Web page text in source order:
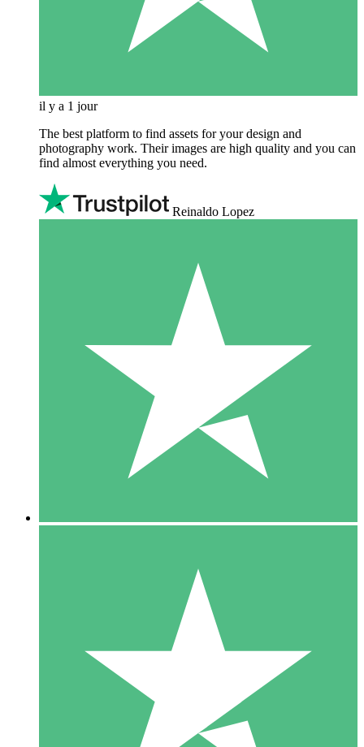
il y a 1 jour
The best platform to find assets for your design and
photography work. Their images are high quality and you can
find almost everything you need.
Reinaldo Lopez